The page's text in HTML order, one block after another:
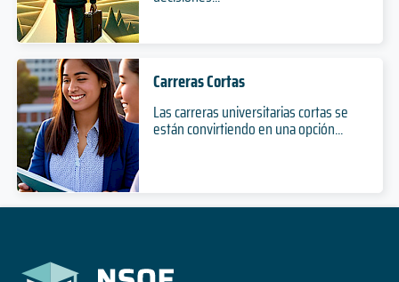
Carreras Cortas
Las carreras universitarias cortas se
están convirtiendo en una opción...